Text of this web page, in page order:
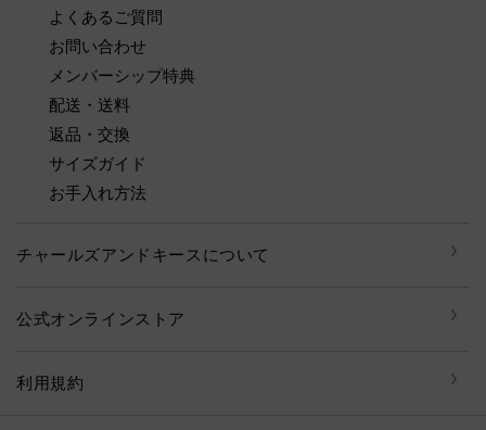
よくあるご質問
お問い合わせ
メンバーシップ特典
配送・送料
返品・交換
サイズガイド
お手入れ方法
チャールズアンドキースについて
公式オンラインストア
利用規約